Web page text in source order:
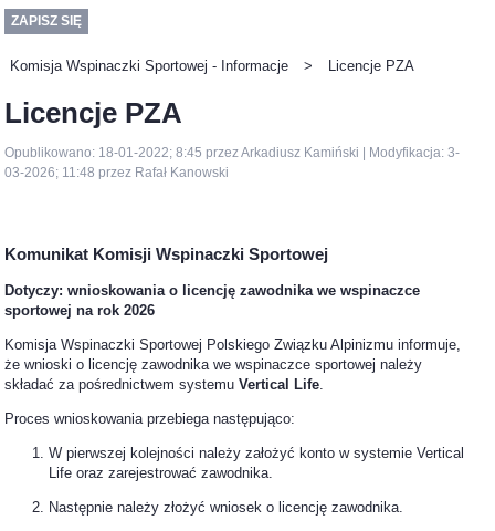
Komisja Wspinaczki Sportowej - Informacje > Licencje PZA
Licencje PZA
Opublikowano: 18-01-2022; 8:45 przez Arkadiusz Kamiński | Modyfikacja: 3-
03-2026; 11:48 przez Rafał Kanowski
Komunikat Komisji Wspinaczki Sportowej
Dotyczy: wnioskowania o licencję zawodnika we wspinaczce
sportowej na rok 2026
Komisja Wspinaczki Sportowej Polskiego Związku Alpinizmu informuje,
że wnioski o licencję zawodnika we wspinaczce sportowej należy
składać za pośrednictwem systemuVertical Life
Proces wnioskowania przebiega następująco:
W pierwszej kolejności należy założyć konto w systemie Vertical
Life oraz zarejestrować zawodnika.
Następnie należy złożyć wniosek o licencję zawodnika.